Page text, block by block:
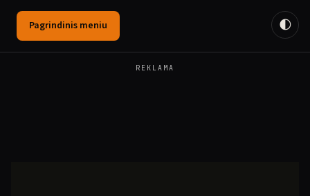
Pagrindinis meniu
REKLAMA
🌓